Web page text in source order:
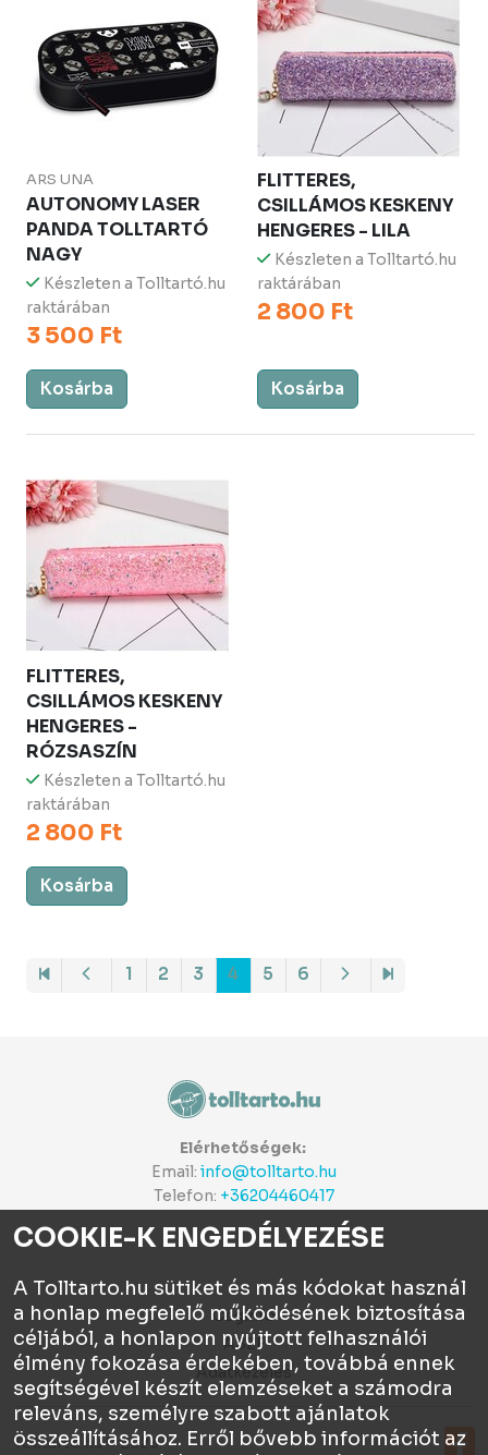
ARS UNA
AUTONOMY LASER
PANDA TOLLTARTÓ
NAGY
Készleten a Tolltartó.hu
raktárában
3 500 Ft
Kosárba
FLITTERES,
CSILLÁMOS KESKENY
HENGERES - LILA
Készleten a Tolltartó.hu
raktárában
2 800 Ft
Kosárba
FLITTERES,
CSILLÁMOS KESKENY
HENGERES -
RÓZSASZÍN
Készleten a Tolltartó.hu
raktárában
2 800 Ft
Kosárba
1 2 3 4 5 6
Elérhetőségek:
Email: info@tolltarto.hu
Telefon: +36204460417
Céginfo
ÁSZF
Adatkezelés
Tolltartó.hu © 2026
COOKIE-K ENGEDÉLYEZÉSE
A Tolltarto.hu sütiket és más kódokat használ
a honlap megfelelő működésének biztosítása
céljából, a honlapon nyújtott felhasználói
élmény fokozása érdekében, továbbá ennek
segítségével készít elemzéseket a számodra
releváns, személyre szabott ajánlatok
összeállításához. Erről bővebb információt az